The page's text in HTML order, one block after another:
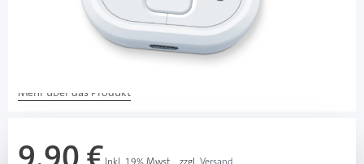
Besonderheiten
Mit USB-Kabel und gratis Webanwendung, inkl.
USB-Uploader
Mehr über das Produkt